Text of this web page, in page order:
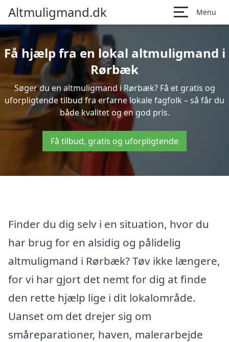
Altmuligmand.dk Menu
Få hjælp fra en lokal altmuligmand i
Rørbæk
Søger du en altmuligmand i Rørbæk? Få et gratis og
uforpligtende tilbud fra erfarne lokale fagfolk – så får du
både kvalitet og en god pris.
Få tilbud, gratis og uforpligtende
Finder du dig selv i en situation, hvor du
har brug for en alsidig og pålidelig
altmuligmand i Rørbæk? Tøv ikke længere,
for vi har gjort det nemt for dig at finde
den rette hjælp lige i dit lokalområde.
Uanset om det drejer sig om
småreparationer, haven, malerarbejde